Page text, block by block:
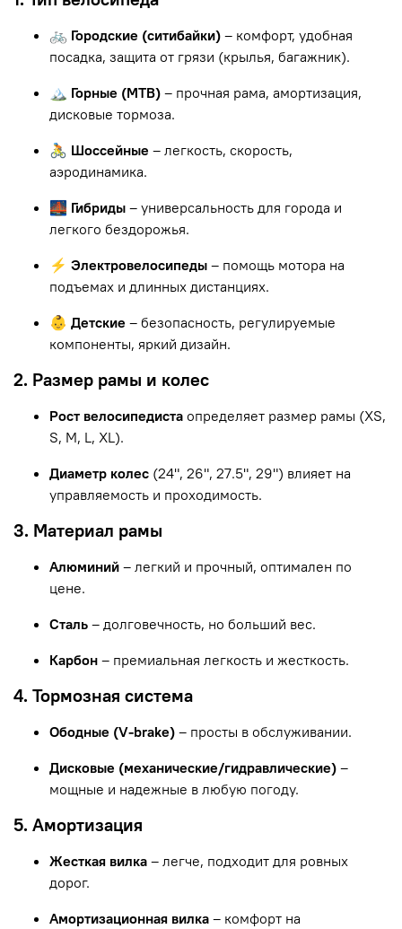
🚲 Городские (ситибайки) – комфорт, удобная
посадка, защита от грязи (крылья, багажник).
🏔 Горные (MTB) – прочная рама, амортизация,
дисковые тормоза.
🚴 Шоссейные – легкость, скорость,
аэродинамика.
🌉 Гибриды – универсальность для города и
легкого бездорожья.
⚡ Электровелосипеды – помощь мотора на
подъемах и длинных дистанциях.
👶 Детские – безопасность, регулируемые
компоненты, яркий дизайн.
2. Размер рамы и колес
Рост велосипедиста определяет размер рамы (XS,
S, M, L, XL).
Диаметр колес (24", 26", 27.5", 29") влияет на
управляемость и проходимость.
3. Материал рамы
Алюминий – легкий и прочный, оптимален по
цене.
Сталь – долговечность, но больший вес.
Карбон – премиальная легкость и жесткость.
4. Тормозная система
Ободные (V-brake) – просты в обслуживании.
Дисковые (механические/гидравлические) –
мощные и надежные в любую погоду.
5. Амортизация
Жесткая вилка – легче, подходит для ровных
дорог.
Амортизационная вилка – комфорт на